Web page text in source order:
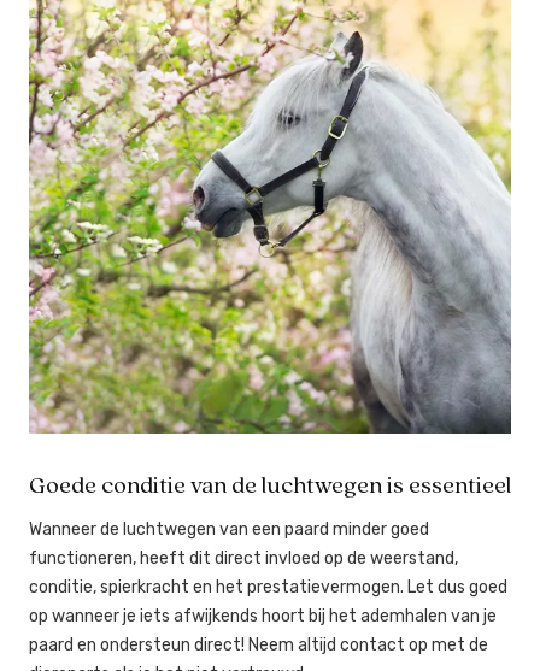
Goede conditie van de luchtwegen is essentieel
Wanneer de luchtwegen van een paard minder goed
functioneren, heeft dit direct invloed op de weerstand,
conditie, spierkracht en het prestatievermogen. Let dus goed
op wanneer je iets afwijkends hoort bij het ademhalen van je
paard en ondersteun direct! Neem altijd contact op met de